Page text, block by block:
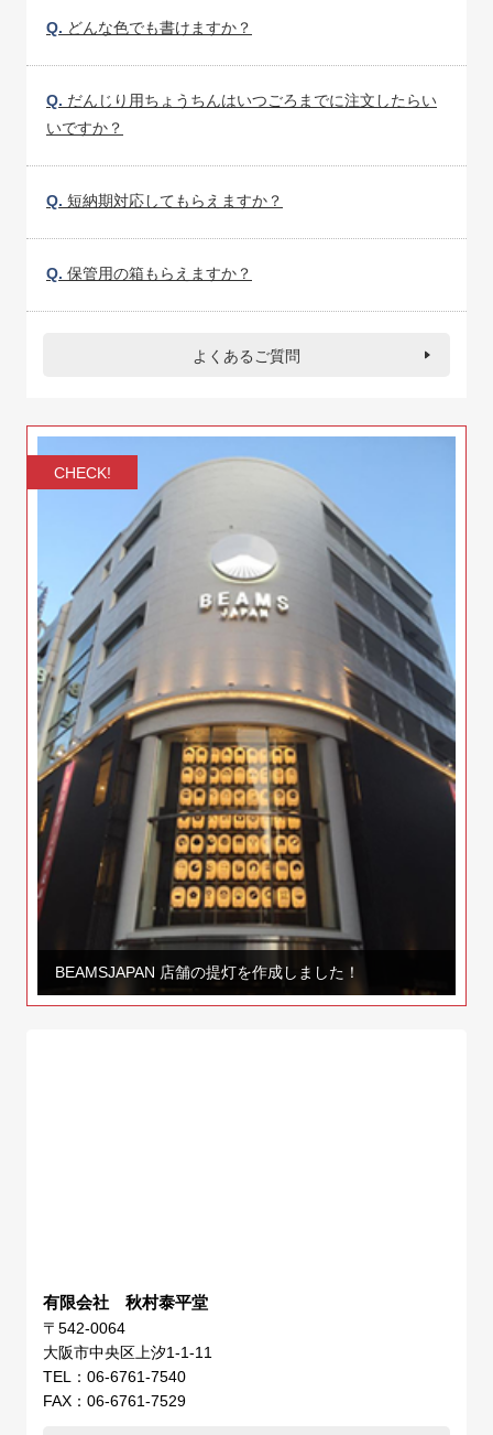
Q. どんな色でも書けますか？
Q. だんじり用ちょうちんはいつごろまでに注文したらい
いですか？
Q. 短納期対応してもらえますか？
Q. 保管用の箱もらえますか？
よくあるご質問
CHECK!
BEAMSJAPAN 店舗の提灯を作成しました！
有限会社 秋村泰平堂
〒542-0064
大阪市中央区上汐1-1-11
TEL：06-6761-7540
FAX：06-6761-7529